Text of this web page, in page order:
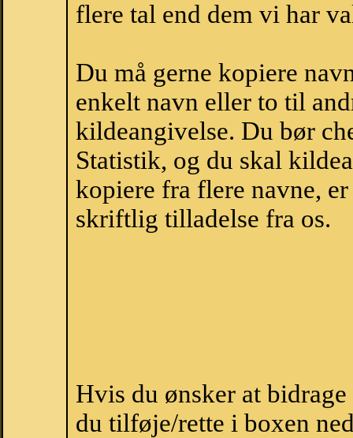
flere tal end dem vi har
Du må gerne kopiere
enkelt navn eller to til
kildeangivelse. Du bør
Statistik, og du skal
kopiere fra flere navne,
skriftlig tilladelse fra os.
Hvis du ønsker at
du tilføje/rette i boxen